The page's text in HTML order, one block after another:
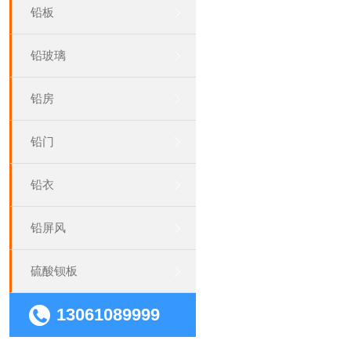
铅板
铅玻璃
铅房
铅门
铅衣
铅屏风
硫酸钡板
13061089999